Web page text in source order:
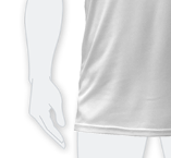
Sin contorno